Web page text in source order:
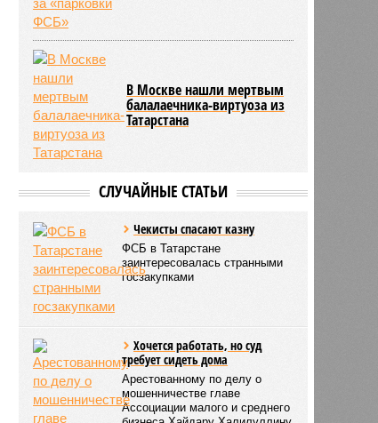
В Москве нашли мертвым
балалаечника-виртуоза из
Татарстана
СЛУЧАЙНЫЕ СТАТЬИ
Чекисты спасают казну
ФСБ в Татарстане
заинтересовалась странными
госзакупками
Хочется работать, но суд
требует сидеть дома
Арестованному по делу о
мошенничестве главе
Ассоциации малого и среднего